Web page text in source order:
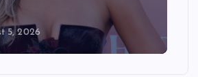
5, 2026